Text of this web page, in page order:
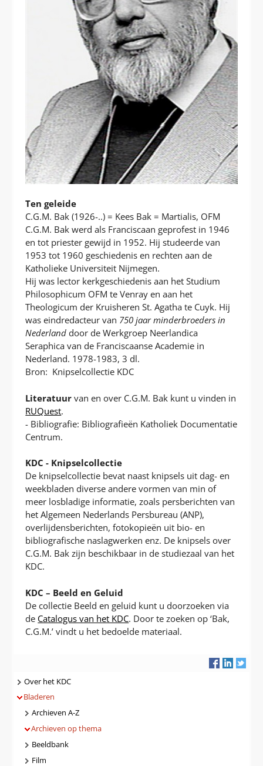
Ten geleide
C.G.M. Bak (1926-..) = Kees Bak = Martialis, OFM
C.G.M. Bak werd als Franciscaan geprofest in 1946
en tot priester gewijd in 1952. Hij studeerde van
1953 tot 1960 geschiedenis en rechten aan de
Katholieke Universiteit Nijmegen.
Hij was lector kerkgeschiedenis aan het Studium
Philosophicum OFM te Venray en aan het
Theologicum der Kruisheren St. Agatha te Cuyk. Hij
was eindredacteur van 750 jaar minderbroeders in
Nederland door de Werkgroep Neerlandica
Seraphica van de Franciscaanse Academie in
Nederland. 1978-1983, 3 dl.
Bron: Knipselcollectie KDC
Literatuur van en over C.G.M. Bak kunt u vinden in
RUQuest.
- Bibliografie: Bibliografieën Katholiek Documentatie
Centrum.
KDC - Knipselcollectie
De knipselcollectie bevat naast knipsels uit dag- en
weekbladen diverse andere vormen van min of
meer losbladige informatie, zoals persberichten van
het Algemeen Nederlands Persbureau (ANP),
overlijdensberichten, fotokopieën uit bio- en
bibliografische naslagwerken enz. De knipsels over
C.G.M. Bak zijn beschikbaar in de studiezaal van het
KDC.
KDC – Beeld en Geluid
De collectie Beeld en geluid kunt u doorzoeken via
de Catalogus van het KDC. Door te zoeken op ‘Bak,
C.G.M.’ vindt u het bedoelde materiaal.
Navigatie
Over het KDC
Bladeren
Archieven A-Z
Archieven op thema
Beeldbank
Film